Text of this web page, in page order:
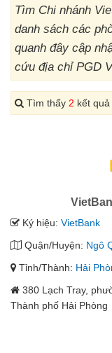
Tìm Chi nhánh
danh sách các
quanh đây cập
cứu địa chỉ PGD
Tìm thấy 2 kết
Ký hiệu: VietBank
Quận/Huyện: Ngô
Tỉnh/Thành: Hải
380 Lạch Tray,
Thành phố Hải Phòng